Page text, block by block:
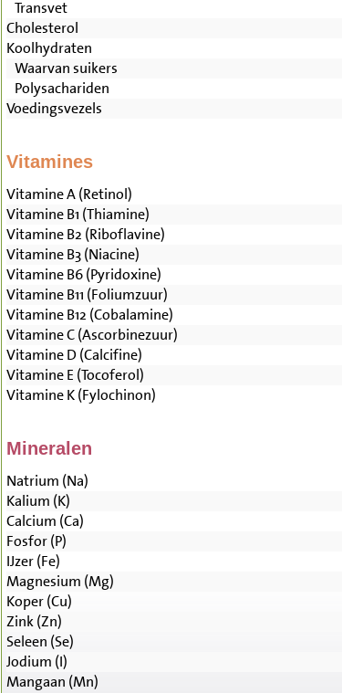
Transvet
Cholesterol
Koolhydraten
Waarvan suikers
Polysachariden
Voedingsvezels
Vitamines
Vitamine A (Retinol)
Vitamine B1 (Thiamine)
Vitamine B2 (Riboflavine)
Vitamine B3 (Niacine)
Vitamine B6 (Pyridoxine)
Vitamine B11 (Foliumzuur)
Vitamine B12 (Cobalamine)
Vitamine C (Ascorbinezuur)
Vitamine D (Calcifine)
Vitamine E (Tocoferol)
Vitamine K (Fylochinon)
Mineralen
Natrium (Na)
Kalium (K)
Calcium (Ca)
Fosfor (P)
IJzer (Fe)
Magnesium (Mg)
Koper (Cu)
Zink (Zn)
Seleen (Se)
Jodium (I)
Mangaan (Mn)
Zitten, tv kijken